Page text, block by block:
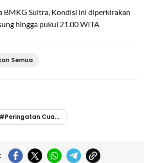
BMKG Sultra, Kondisi ini diperkirakan
hingga pukul 21.00 WITA
Semua
Peringatan Cuaca